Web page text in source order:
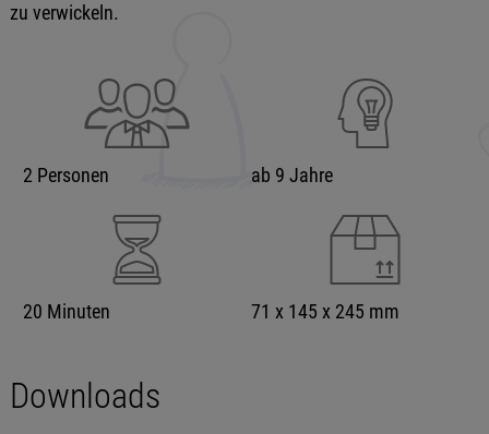
zu verwickeln.
2 Personen ab 9 Jahre
20 Minuten 71 x 145 x 245 mm
Downloads